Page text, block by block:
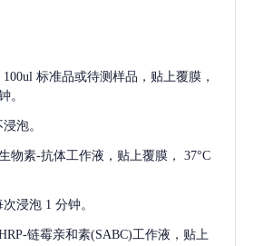
100ul 标准品或待测样品，贴上覆膜，
。
泡。
物素-抗体工作液，贴上覆膜， 37°C
浸泡 1 分钟。
链霉亲和素(SABC)工作液，贴上